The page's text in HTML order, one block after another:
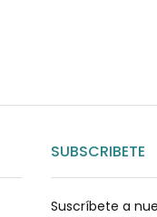
SUBSCRIBETE
Suscríbete a